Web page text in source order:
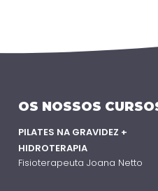
OS NOSSOS
PILATES NA GRAVIDEZ +
HIDROTERAPIA
Fisioterapeuta Joana Netto